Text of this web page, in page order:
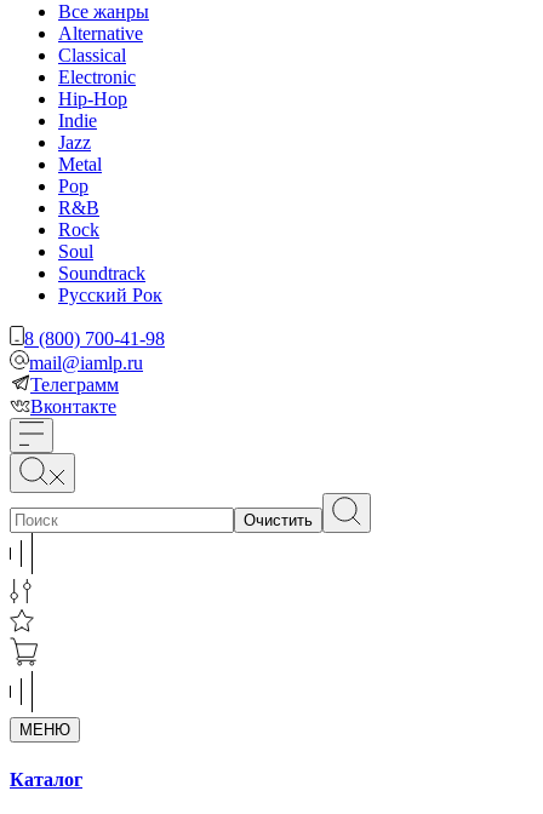
Все жанры
Alternative
Classical
Electronic
Hip-Hop
Indie
Jazz
Metal
Pop
R&B
Rock
Soul
Soundtrack
Русский Рок
8 (800) 700-41-98
mail@iamlp.ru
Телеграмм
Вконтакте
Очистить
МЕНЮ
Каталог